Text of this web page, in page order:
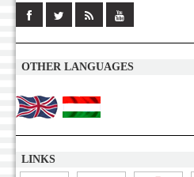
OTHER LANGUAGES
LINKS